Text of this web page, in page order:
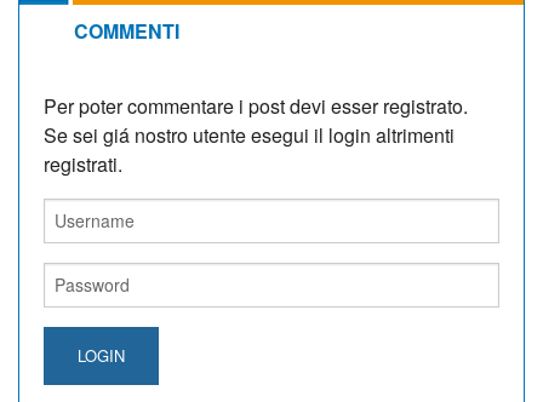
COMMENTI
Per poter commentare i post devi esser registrato.
Se sei giá nostro utente esegui il login altrimenti
registrati.
LOGIN